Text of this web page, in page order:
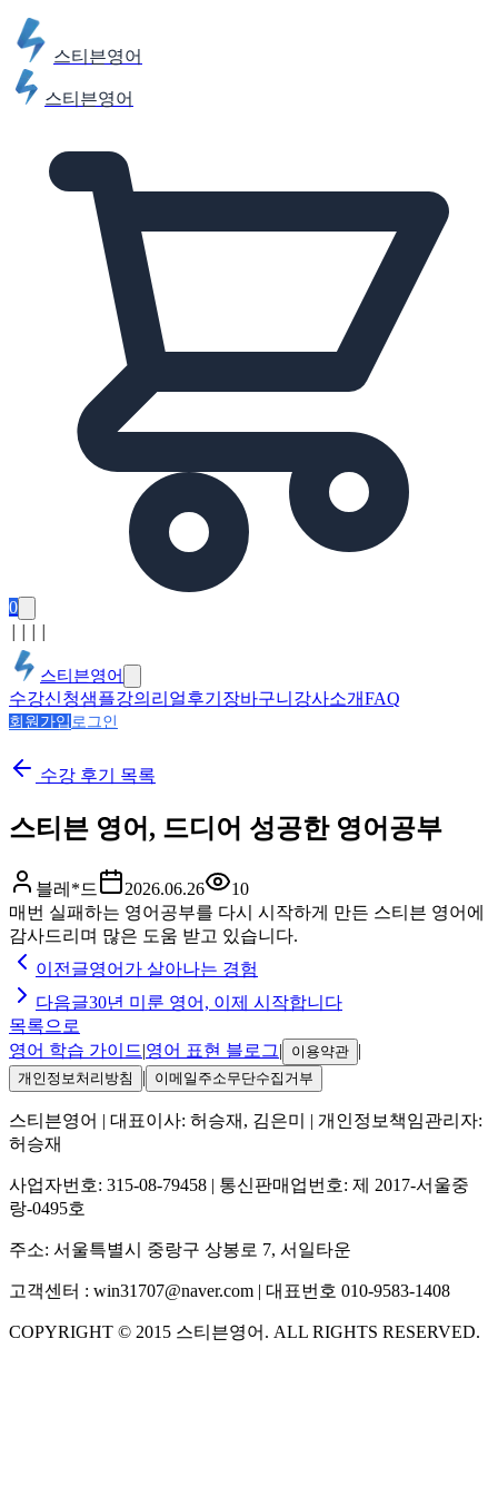
스티븐영어
스티븐영어
0
스티븐영어
수강신청샘플강의 리얼후기 장바구니 강사소개FAQ
회원가입 로그인
수강 후기 목록
스티븐 영어, 드디어 성공한 영어공부
블레*드 2026.06.26
10
매번 실패하는 영어공부를 다시 시작하게 만든 스티븐 영어에
감사드리며 많은 도움 받고 있습니다.
이전글영어가 살아나는 경험
다음글30년 미룬 영어, 이제 시작합니다
목록으로
영어 학습 가이드|영어 표현 블로그| 이용약관 |
개인정보처리방침 | 이메일주소무단수집거부
스티븐영어 | 대표이사: 허승재, 김은미
| 개인정보책임관리자:
허승재
사업자번호: 315-08-79458 | 통신판매업번호: 제 2017-서울중
랑-0495호
주소: 서울특별시 중랑구 상봉로 7, 서일타운
고객센터 : win31707@naver.com | 대표번호 010-9583-1408
COPYRIGHT © 2015 스티븐영어 . ALL RIGHTS RESERVED.